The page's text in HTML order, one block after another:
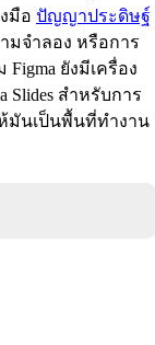
มือ ปัญญาประดิษฐ์
มจำลอง หรือการ
ยังมีเครื่อง
Slides สำหรับการ
มันเป็นพื้นที่ทำงาน